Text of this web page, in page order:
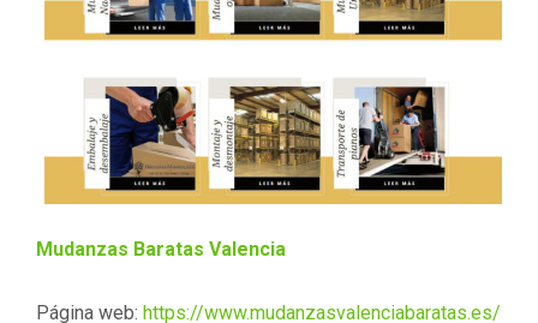
Mudanzas Baratas Valencia
Página web: https://www.mudanzasvalenciabaratas.es/